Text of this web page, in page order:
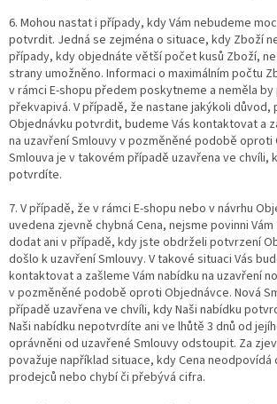
6. Mohou nastat i případy, kdy Vám nebudeme
potvrdit. Jedná se zejména o situace, kdy Zboží
případy, kdy objednáte větší počet kusů Zboží,
strany umožněno. Informaci o maximálním počtu
v rámci E-shopu předem poskytneme a neměla
překvapivá. V případě, že nastane jakýkoli
Objednávku potvrdit, budeme Vás kontaktovat a
na uzavření Smlouvy v pozměněné podobě oproti
Smlouva je v takovém případě uzavřena ve chvíli,
potvrdíte.
7. V případě, že v rámci E-shopu nebo v návrhu
uvedena zjevně chybná Cena, nejsme povinni
dodat ani v případě, kdy jste obdrželi potvrzení
došlo k uzavření Smlouvy. V takové situaci Vás
kontaktovat a zašleme Vám nabídku na uzavření
v pozměněné podobě oproti Objednávce. Nová
případě uzavřena ve chvíli, kdy Naši nabídku
Naši nabídku nepotvrdíte ani ve lhůtě 3 dnů od
oprávněni od uzavřené Smlouvy odstoupit. Za
považuje například situace, kdy Cena neodpovídá
prodejců nebo chybí či přebývá cifra.